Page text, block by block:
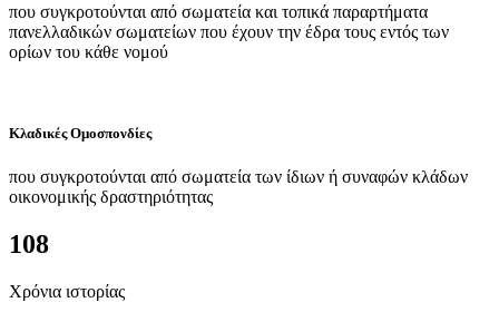
που συγκροτούνται από σωματεία και τοπικά παραρτήματα
πανελλαδικών σωματείων που έχουν την έδρα τους εντός των
ορίων του κάθε νομού
Κλαδικές Ομοσπονδίες
που συγκροτούνται από σωματεία των ίδιων ή συναφών κλάδων
οικονομικής δραστηριότητας
108
Χρόνια ιστορίας